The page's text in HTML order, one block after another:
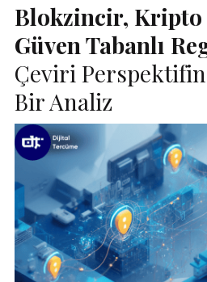
Blokzincir, Kripto
Güven Tabanlı
Çeviri
Bir Analiz